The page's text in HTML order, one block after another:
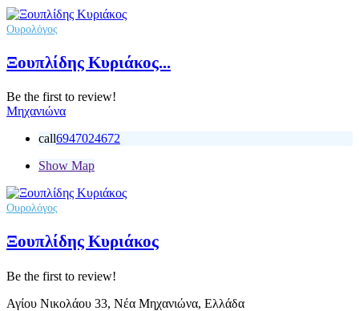
Ουρολόγος
Ξουπλίδης Κυριάκος...
Be the first to review!
Μηχανιώνα
call6947024672
Show Map
Ουρολόγος
Ξουπλίδης Κυριάκος
Be the first to review!
Αγίου Νικολάου 33, Νέα Μηχανιώνα, Ελλάδα